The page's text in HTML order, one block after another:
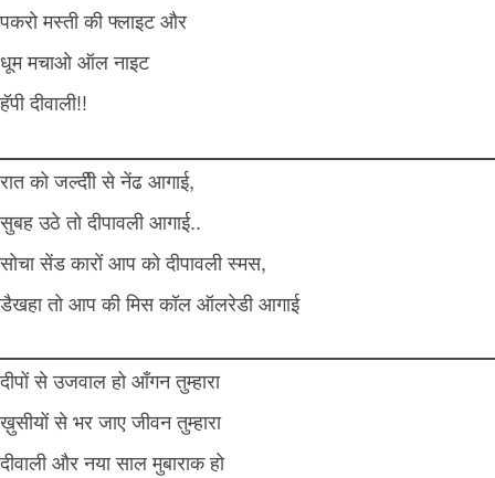
पकरो मस्ती की फ्लाइट और
धूम मचाओ ऑल नाइट
हॅपी दीवाली!!
रात को जल्दीी से नेंढ आगाई,
सुबह उठे तो दीपावली आगाई..
सोचा सेंड कारों आप को दीपावली स्मस,
डैखहा तो आप की मिस कॉल ऑलरेडी आगाई
दीपों से उजवाल हो आँगन तुम्हारा
ख़ुसीयों से भर जाए जीवन तुम्हारा
दीवाली और नया साल मुबाराक हो